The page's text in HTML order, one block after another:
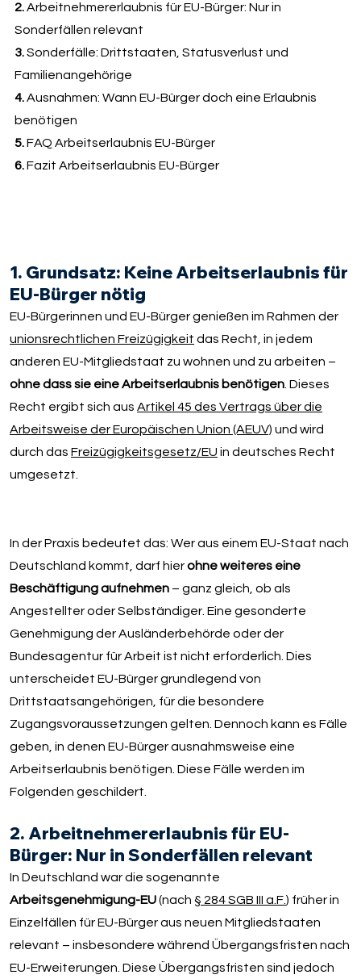
2.Arbeitnehmererlaubnis für EU-Bürger: Nur in
Sonderfällen relevant
3.Sonderfälle: Drittstaaten, Statusverlust und
Familienangehörige
4.Ausnahmen: Wann EU-Bürger doch eine Erlaubnis
benötigen
5.FAQ Arbeitserlaubnis EU-Bürger
6.Fazit Arbeitserlaubnis EU-Bürger
1. Grundsatz: Keine Arbeitserlaubnis für
EU-Bürger nötig
EU-Bürgerinnen und EU-Bürger genießen im Rahmen der
unionsrechtlichen Freizügigkeit das Recht, in jedem
anderen EU-Mitgliedstaat zu wohnen und zu arbeiten –
ohne dass sie eine Arbeitserlaubnis benötigen . Dieses
Recht ergibt sich ausArtikel 45 des Vertrags über die
Arbeitsweise der Europäischen Union (AEUV) und wird
durch dasFreizügigkeitsgesetz/EU in deutsches Recht
umgesetzt.
In der Praxis bedeutet das: Wer aus einem EU-Staat nach
Deutschland kommt, darf hierohne weiteres eine
Beschäftigung aufnehmen– ganz gleich, ob als
Angestellter oder Selbständiger. Eine gesonderte
Genehmigung der Ausländerbehörde oder der
Bundesagentur für Arbeit ist nicht erforderlich. Dies
unterscheidet EU-Bürger grundlegend von
Drittstaatsangehörigen, für die besondere
Zugangsvoraussetzungen gelten. Dennoch kann es Fälle
geben, in denen EU-Bürger ausnahmsweise eine
Arbeitserlaubnis benötigen. Diese Fälle werden im
Folgenden geschildert.
2. Arbeitnehmererlaubnis für EU-
Bürger: Nur in Sonderfällen relevant
In Deutschland war die sogenannte
Arbeitsgenehmigung-EU(nach § 284 SGB III a.F.) früher in
Einzelfällen für EU-Bürger aus neuen Mitgliedstaaten
relevant – insbesondere während Übergangsfristen nach
EU-Erweiterungen. Diese Übergangsfristen sind jedoch